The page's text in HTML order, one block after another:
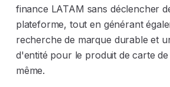
finance LATAM sans déclencher
plateforme, tout en générant
recherche de marque durable et
d'entité pour le produit de carte
même.